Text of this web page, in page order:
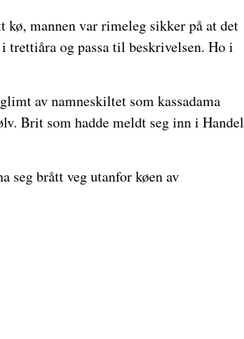
kø, mannen var rimeleg sikker på at det
trettiåra og passa til beskrivelsen. Ho i
av namneskiltet som kassadama
Brit som hadde meldt seg inn i Handel
seg brått veg utanfor køen av